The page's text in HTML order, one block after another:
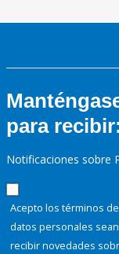
para
Notificaciones sobre
Acepto los términos de
datos personales
recibir novedades